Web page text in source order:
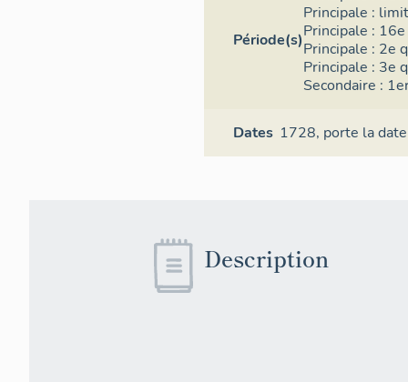
Période(s)
Principale :
Principale :
Principale : 2e
Principale : 3e
Secondaire :
Dates 1728, porte la date
Description